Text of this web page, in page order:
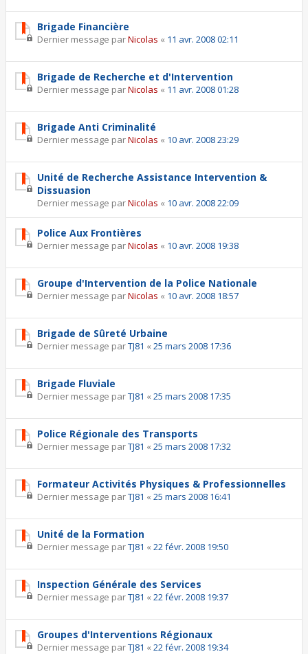
Brigade Financière
Dernier message parNicolas « 11 avr. 2008 02:11
Brigade de Recherche et d'Intervention
Dernier message parNicolas « 11 avr. 2008 01:28
Brigade Anti Criminalité
Dernier message parNicolas « 10 avr. 2008 23:29
Unité de Recherche Assistance Intervention &
Dissuasion
Dernier message parNicolas « 10 avr. 2008 22:09
Police Aux Frontières
Dernier message parNicolas « 10 avr. 2008 19:38
Groupe d'Intervention de la Police Nationale
Dernier message parNicolas « 10 avr. 2008 18:57
Brigade de Sûreté Urbaine
Dernier message parTJ81 « 25 mars 2008 17:36
Brigade Fluviale
Dernier message parTJ81 « 25 mars 2008 17:35
Police Régionale des Transports
Dernier message parTJ81 « 25 mars 2008 17:32
Formateur Activités Physiques & Professionnelles
Dernier message parTJ81 « 25 mars 2008 16:41
Unité de la Formation
Dernier message parTJ81 « 22 févr. 2008 19:50
Inspection Générale des Services
Dernier message parTJ81 « 22 févr. 2008 19:37
Groupes d'Interventions Régionaux
Dernier message parTJ81 « 22 févr. 2008 19:34